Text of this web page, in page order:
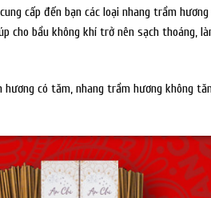
cấp đến bạn các loại nhang trầm
cho bầu không khí trở nên sạch thoáng,
hương có tăm, nhang trầm hương không